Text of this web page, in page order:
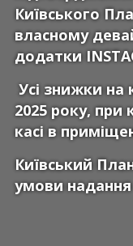
Київського
власному
додатки
Усі знижки на
2025 року, при
касі в
Київський
умови